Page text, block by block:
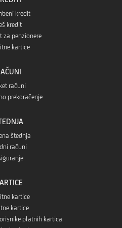
prodavnice
kredit
kredit
za penzionere
kartice
računi
prekoračenje
štednja
računi
kartice
kartice
platnih kartica